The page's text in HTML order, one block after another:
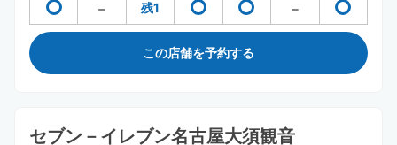
残1
この店舗を予約する
セブン－イレブン名古屋大須観音